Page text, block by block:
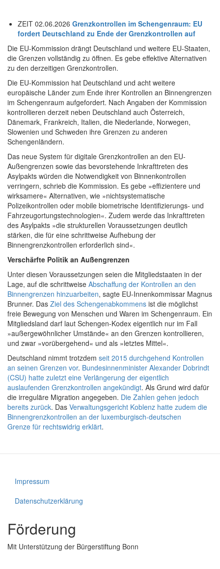
ZEIT 02.06.2026 Grenzkontrollen im Schengenraum: EU
fordert Deutschland zu Ende der Grenzkontrollen auf
Die EU-Kommission drängt Deutschland und weitere EU-Staaten,
die Grenzen vollständig zu öffnen. Es gebe effektive Alternativen
zu den derzeitigen Grenzkontrollen.
Die EU-Kommission hat Deutschland und acht weitere
europäische Länder zum Ende ihrer Kontrollen an Binnengrenzen
im Schengenraum aufgefordert. Nach Angaben der Kommission
kontrollieren derzeit neben Deutschland auch Österreich,
Dänemark, Frankreich, Italien, die Niederlande, Norwegen,
Slowenien und Schweden ihre Grenzen zu anderen
Schengenländern.
Das neue System für digitale Grenzkontrollen an den EU-
Außengrenzen sowie das bevorstehende Inkrafttreten des
Asylpakts würden die Notwendigkeit von Binnenkontrollen
verringern, schrieb die Kommission. Es gebe »effizientere und
wirksamere« Alternativen, wie »nichtsystematische
Polizeikontrollen oder mobile biometrische Identifizierungs- und
Fahrzeugortungstechnologien«. Zudem werde das Inkrafttreten
des Asylpakts »die strukturellen Voraussetzungen deutlich
stärken, die für eine schrittweise Aufhebung der
Binnengrenzkontrollen erforderlich sind«.
Verschärfte Politik an Außengrenzen
Unter diesen Voraussetzungen seien die Mitgliedstaaten in der
Lage, auf die schrittweise Abschaffung der Kontrollen an den
Binnengrenzen hinzuarbeiten, sagte EU-Innenkommissar Magnus
Brunner. Das Ziel des Schengenabkommens ist die möglichst
freie Bewegung von Menschen und Waren im Schengenraum. Ein
Mitgliedsland darf laut Schengen-Kodex eigentlich nur im Fall
»außergewöhnlicher Umstände« an den Grenzen kontrollieren,
und zwar »vorübergehend« und als »letztes Mittel«.
Deutschland nimmt trotzdem seit 2015 durchgehend Kontrollen
an seinen Grenzen vor. Bundesinnenminister Alexander Dobrindt
(CSU) hatte zuletzt eine Verlängerung der eigentlich
auslaufenden Grenzkontrollen angekündigt. Als Grund wird dafür
die irreguläre Migration angegeben. Die Zahlen gehen jedoch
bereits zurück. Das Verwaltungsgericht Koblenz hatte zudem die
Binnengrenzkontrollen an der luxemburgisch-deutschen
Grenze für rechtswidrig erklärt.
Fußzeile
Impressum
Datenschutzerklärung
Förderung
Mit Unterstützung der Bürgerstiftung Bonn